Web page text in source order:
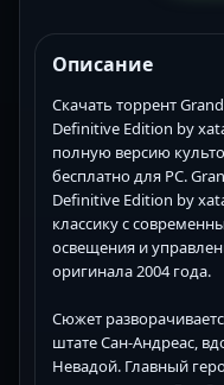
Описание
Скачать торрент
Definitive Edition by
полную версию
бесплатно для PC.
Definitive Edition by
классику с
освещения и
оригинала 2004 года.
Сюжет
штате Сан-Андреас,
Невадой. Главный